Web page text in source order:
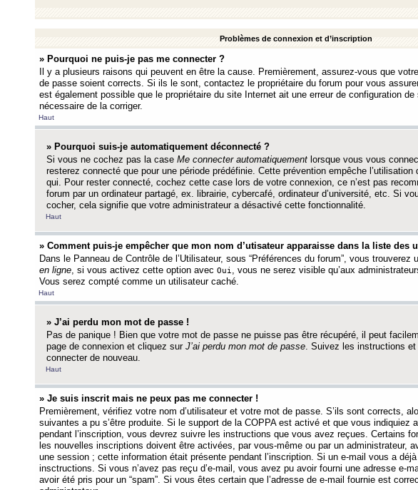
Problèmes de connexion et d’inscription
» Pourquoi ne puis-je pas me connecter ?
Il y a plusieurs raisons qui peuvent en être la cause. Premièrement, assurez-vous que
de passe soient corrects. Si ils le sont, contactez le propriétaire du forum pour vous
est également possible que le propriétaire du site Internet ait une erreur de configuration de
nécessaire de la corriger.
Haut
» Pourquoi suis-je automatiquement déconnecté ?
Si vous ne cochez pas la case Me connecter automatiquement lorsque vous vous
resterez connecté que pour une période prédéfinie. Cette prévention empêche l’utilisation
qui. Pour rester connecté, cochez cette case lors de votre connexion, ce n’est pas
forum par un ordinateur partagé, ex. librairie, cybercafé, ordinateur d’université, etc. Si
cocher, cela signifie que votre administrateur a désactivé cette fonctionnalité.
Haut
» Comment puis-je empêcher que mon nom d’utisateur apparaisse dans la liste des
Dans le Panneau de Contrôle de l’Utilisateur, sous “Préférences du forum”, vous trouverez
en ligne, si vous activez cette option avec Oui , vous ne serez visible qu’aux
Vous serez compté comme un utilisateur caché.
Haut
» J’ai perdu mon mot de passe !
Pas de panique ! Bien que votre mot de passe ne puisse pas être récupéré, il peut
page de connexion et cliquez sur J’ai perdu mon mot de passe. Suivez les instructions
connecter de nouveau.
Haut
» Je suis inscrit mais ne peux pas me connecter !
Premièrement, vérifiez votre nom d’utilisateur et votre mot de passe. S’ils sont corrects,
suivantes a pu s’être produite. Si le support de la COPPA est activé et que vous indiquiez
pendant l’inscription, vous devrez suivre les instructions que vous avez reçues. Certains
les nouvelles inscriptions doivent être activées, par vous-même ou par un administrateur,
une session ; cette information était présente pendant l’inscription. Si un e-mail vous a
insctructions. Si vous n’avez pas reçu d’e-mail, vous avez pu avoir fourni une adresse e-
avoir été pris pour un “spam”. Si vous êtes certain que l’adresse de e-mail fournie est